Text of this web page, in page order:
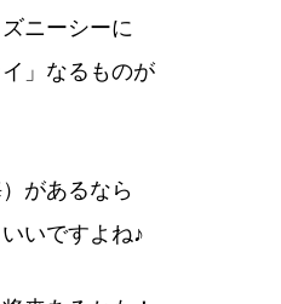
ニーシーに
」なるものが
があるなら
いですよね♪